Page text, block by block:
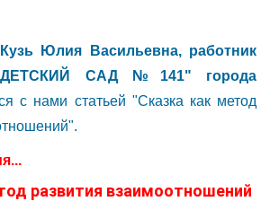
Кузь Юлия Васильевна, работник
САД №141" города
с нами статьей "Сказка как метод
развития взаимоотношений